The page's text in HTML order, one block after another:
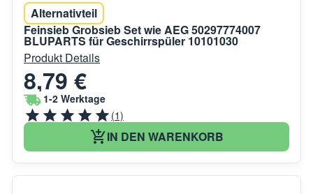
Alternativteil
Feinsieb Grobsieb Set wie AEG 50297774007
BLUPARTS für Geschirrspüler 10101030
Produkt Details
8,79 €
1-2 Werktage
(1)
IN DEN WARENKORB